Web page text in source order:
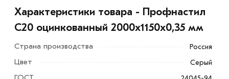
Характеристики товара - Профнастил
С20 оцинкованный 2000х1150х0,35 мм
Страна производства Россия
Цвет Серый